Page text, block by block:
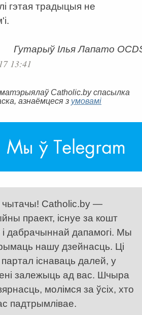
гэтая традыцыя не
Гутарыў Ілья Лапато
13:41
Catholic.by спасылка
азнаёмцеся з умовамі
чытачы! Catholic.by —
праект, існуе за кошт
і дабрачыннай дапамогі. Мы
нашу дзейнасць. Ці
існаваць далей, у
залежыць ад вас. Шчыра
молімся за ўсіх, хто
падтрымлівае.